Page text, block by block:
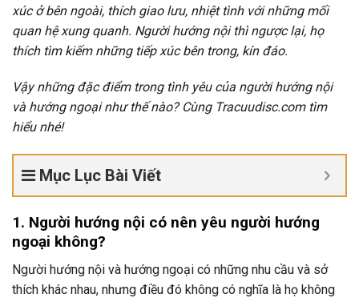
xúc ở bên ngoài, thích giao lưu, nhiệt tình với những mối
quan hệ xung quanh. Người hướng nội thì ngược lại, họ
thích tìm kiếm những tiếp xúc bên trong, kín đáo.
Vậy những đặc điểm trong tình yêu của người hướng nội
và hướng ngoại như thế nào? Cùng Tracuudisc.com tìm
hiểu nhé!
Mục Lục Bài Viết
1. Người hướng nội có nên yêu người hướng
ngoại không?
Người hướng nội và hướng ngoại có những nhu cầu và sở
thích khác nhau, nhưng điều đó không có nghĩa là họ không